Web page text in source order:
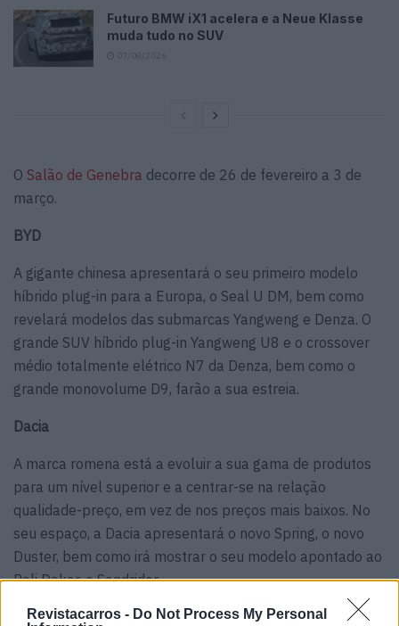
Revistacarros - Do Not Process My Personal
Futuro BMW iX1 acelera e a Neue Klasse
muda tudo no SUV
O Salão de Genebra decorre de 26 de fevereiro a 3 de
março.
BYD
A gigante chinesa apresentará o seu primeiro modelo
híbrido plug-in para a Europa, o Seal U DM, bem como
revelará modelos das submarcas Yangweng e Denza. O
grande SUV híbrido plug-in Yangweng U8 e o crossover
médio totalmente elétrico N7 da Denza, bem como o
grande monovolume D9, farão a sua estreia.
Dacia
A marca romena está a evoluir a sua gama de produtos
para um nível superior e a centrar-se na relação
qualidade-preço, em vez de nos preços mais baixos. No
seu espaço, a Dacia apresentará o novo Spring, o novo
Duster, bem como irá mostrar o seu modelo apontado ao
Rali Dakar, o Sandrider.